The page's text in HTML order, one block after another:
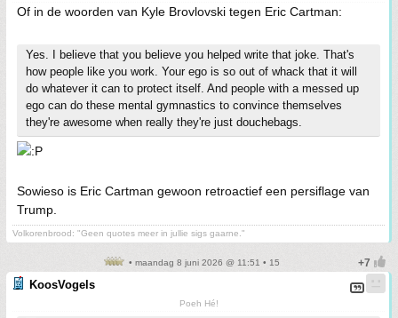
Of in de woorden van Kyle Brovlovski tegen Eric Cartman:
Yes. I believe that you believe you helped write that joke. That's
how people like you work. Your ego is so out of whack that it will
do whatever it can to protect itself. And people with a messed up
ego can do these mental gymnastics to convince themselves
they're awesome when really they're just douchebags.
Sowieso is Eric Cartman gewoon retroactief een persiflage van
Trump.
Volkorenbrood: "Geen quotes meer in jullie sigs gaarne."
• maandag 8 juni 2026 @ 11:51 • 15
KoosVogels
Poeh Hé!